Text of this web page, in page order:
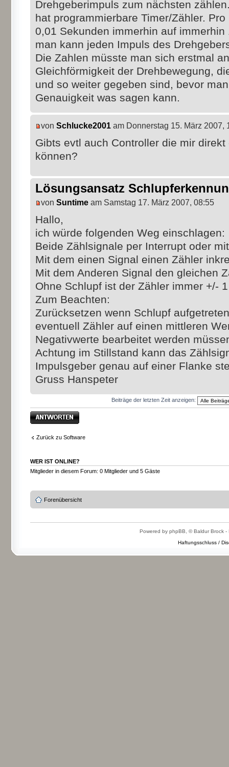
Drehgeberimpuls zum nächsten
hat programmierbare Timer/Zähler.
0,01 Sekunden immerhin auf
man kann jeden Impuls des
Die Zahlen müsste man sich erstmal
Gleichförmigkeit der Drehbewegung,
und so weiter gegeben sind, bevor
Genauigkeit was sagen kann.
von Schlucke2001 am Donnerstag 15. März 2007,
Gibts evtl auch Controller die mir
können?
Lösungsansatz
von Suntime am Samstag 17. März 2007, 08:55
Hallo,
ich würde folgenden Weg einschlagen:
Beide Zählsignale per Interrupt oder
Mit dem einen Signal einen Zähler
Mit dem Anderen Signal den gleichen
Ohne Schlupf ist der Zähler immer +/-
Zum Beachten:
Zurücksetzen wenn Schlupf
eventuell Zähler auf einen mittleren
Negativwerte bearbeitet werden
Achtung im Stillstand kann das
Impulsgeber genau auf einer Flanke
Gruss Hanspeter
Beiträge der letzten Zeit anzeigen:
Antwort erstellen
Zurück zu Software
WER IST ONLINE?
Mitglieder in diesem Forum: 0 Mitglieder und 5 Gäste
Forenübersicht
Powered by phpBB, © Baldur Brock -
Haftungsschluss /